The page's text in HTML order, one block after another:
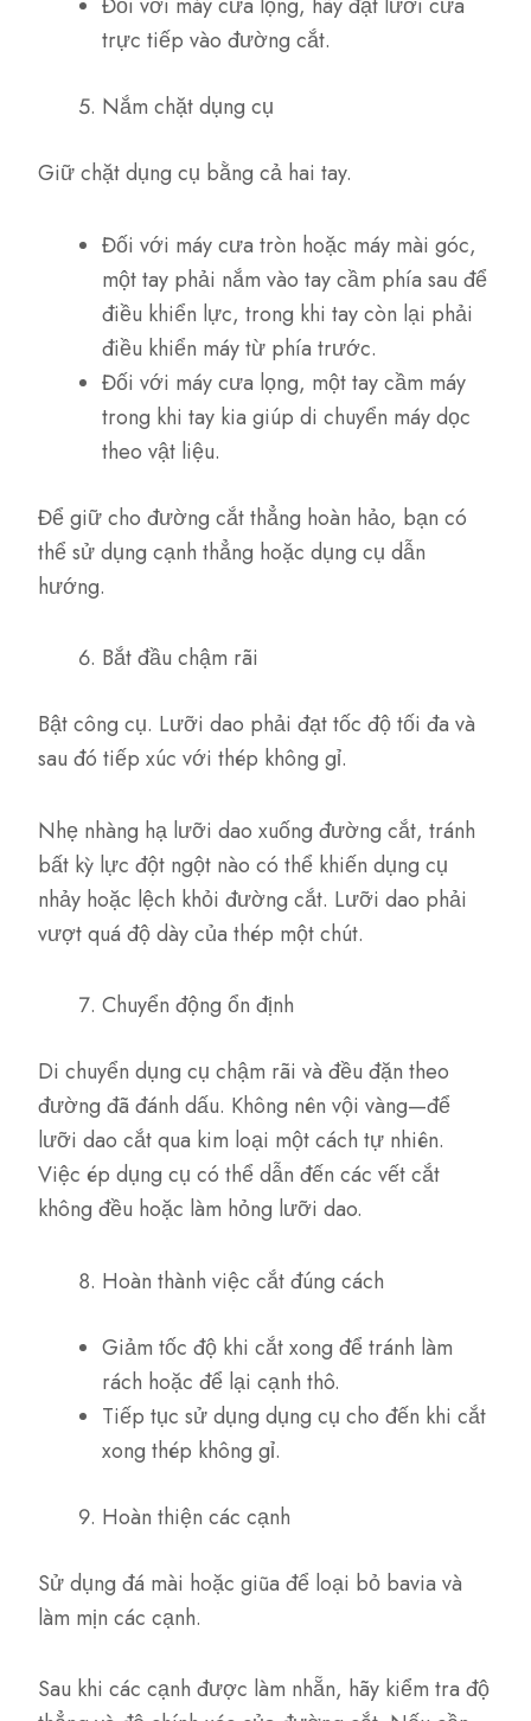
trực tiếp vào đường cắt.
Nắm chặt dụng cụ
Giữ chặt dụng cụ bằng cả hai tay.
Đối với máy cưa tròn hoặc máy mài góc,
một tay phải nắm vào tay cầm phía sau để
điều khiển lực, trong khi tay còn lại phải
điều khiển máy từ phía trước.
Đối với máy cưa lọng, một tay cầm máy
trong khi tay kia giúp di chuyển máy dọc
theo vật liệu.
Để giữ cho đường cắt thẳng hoàn hảo, bạn có
thể sử dụng cạnh thẳng hoặc dụng cụ dẫn
hướng.
Bắt đầu chậm rãi
Bật công cụ. Lưỡi dao phải đạt tốc độ tối đa và
sau đó tiếp xúc với thép không gỉ.
Nhẹ nhàng hạ lưỡi dao xuống đường cắt, tránh
bất kỳ lực đột ngột nào có thể khiến dụng cụ
nhảy hoặc lệch khỏi đường cắt. Lưỡi dao phải
vượt quá độ dày của thép một chút.
Chuyển động ổn định
Di chuyển dụng cụ chậm rãi và đều đặn theo
đường đã đánh dấu. Không nên vội vàng—để
lưỡi dao cắt qua kim loại một cách tự nhiên.
Việc ép dụng cụ có thể dẫn đến các vết cắt
không đều hoặc làm hỏng lưỡi dao.
Hoàn thành việc cắt đúng cách
Giảm tốc độ khi cắt xong để tránh làm
rách hoặc để lại cạnh thô.
Tiếp tục sử dụng dụng cụ cho đến khi cắt
xong thép không gỉ.
Hoàn thiện các cạnh
Sử dụng đá mài hoặc giũa để loại bỏ bavia và
làm mịn các cạnh.
Sau khi các cạnh được làm nhẵn, hãy kiểm tra độ